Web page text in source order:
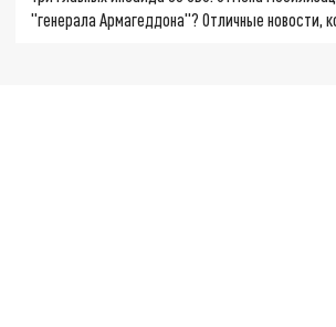
"генерала Армагеддона"? Отличные новости,